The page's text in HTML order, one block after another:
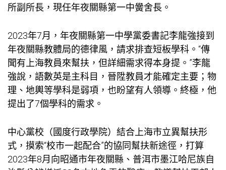
所副所長，現任年夜關縣第一中黌舍長。
2023年7月，年夜關縣第一中學黨委書記李龍強接到
年夜關縣教體局的德律風，請求排查短板學科。“傳
聞有上海教員來幫扶，但詳細需求得本身提。”李龍
強說，語數英是主科目，晉陞教員才能確定主要；物
理、地輿等學科是弱項，也盼望有人領導。終極，他
提出了7個學科的需求。
中心黨校（國度行政學院）結合上海市立異幫扶形
式，摸索“校市一起配合”的協同幫扶新途徑，打算
2023年8月向昭通市年夜關縣、普洱市墨江哈尼族自